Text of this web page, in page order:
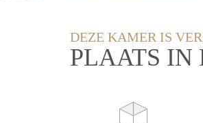
DEZE KAMER IS
PLAATS IN